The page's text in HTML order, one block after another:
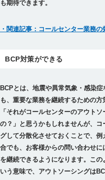
も期待できます。
・関連記事：コールセンター業務の
BCP対策ができる
BCPとは、地震や異常気象・感染
も、重要な業務を継続するための方
「それがコールセンターのアウト
の？」と思うかもしれませんが、
グして分散化させておくことで、
合でも、お客様からの問い合わせ
を継続できるようになります。こ
いう意味で、アウトソーシングは